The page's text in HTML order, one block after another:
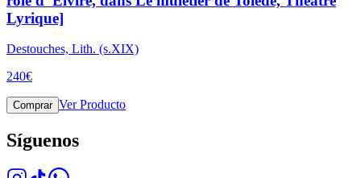
Lyrique]
Destouches, Lith. (s.XIX)
240€
Comprar Ver Producto
Síguenos